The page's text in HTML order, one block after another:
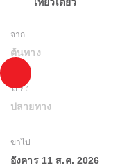
จาก
ต้นทาง
ไปยัง
ปลายทาง
ขาไป
อังคาร 11 ส.ค. 2026